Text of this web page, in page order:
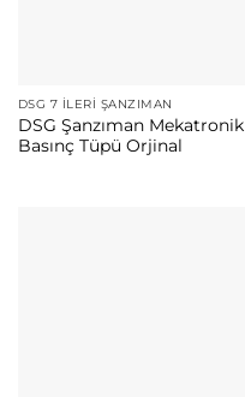
DSG 7 İLERI ŞANZIMAN
DSG Şanzıman Mekatronik
Basınç Tüpü Orjinal